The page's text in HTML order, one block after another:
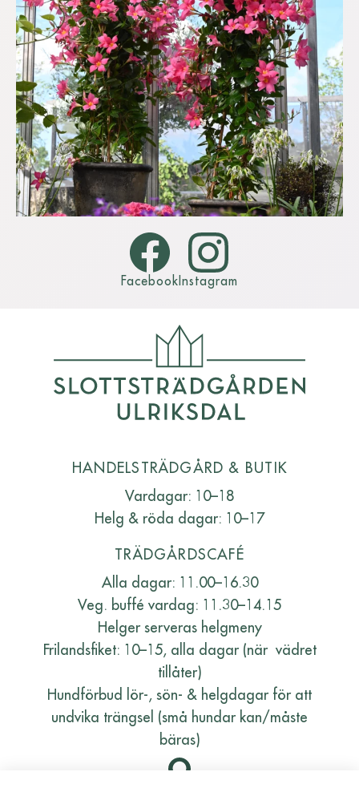
FacebookInstagram
HANDELSTRÄDGÅRD & BUTIK
Vardagar: 10–18
Helg & röda dagar: 10–17
TRÄDGÅRDSCAFÉ
Alla dagar: 11.00–16.30
Veg. buffé vardag: 11.30–14.15
Helger serveras helgmeny
Frilandsfiket: 10–15, alla dagar (när vädret
tillåter)
Hundförbud lör-, sön- & helgdagar för att
undvika trängsel (små hundar kan/måste
bäras)